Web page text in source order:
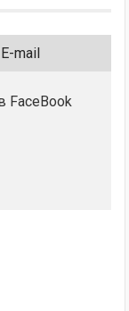
E-mail
FaceBook